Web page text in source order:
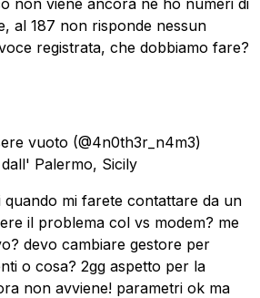
al 187 non risponde nessun
registrata, che dobbiamo fare?
vuoto (@4n0th3r_n4m3)
dall' Palermo, Sicily
quando mi farete contattare da un
il problema col vs modem? me
devo cambiare gestore per
o cosa? 2gg aspetto per la
non avviene! parametri ok ma